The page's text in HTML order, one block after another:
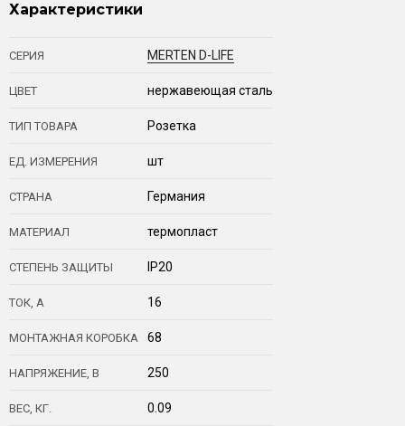
Характеристики
СЕРИЯ MERTEN D-LIFE
ЦВЕТ нержавеющая сталь
ТИП ТОВАРА Розетка
ЕД. ИЗМЕРЕНИЯ шт
СТРАНА Германия
МАТЕРИАЛ термопласт
СТЕПЕНЬ ЗАЩИТЫ IP20
ТОК, А 16
МОНТАЖНАЯ КОРОБКА 68
НАПРЯЖЕНИЕ, В 250
ВЕС, КГ. 0.09